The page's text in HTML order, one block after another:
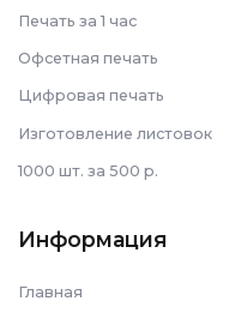
Печать за 1 час
Офсетная печать
Цифровая печать
Изготовление листовок
1000 шт. за 500 р.
Информация
Главная